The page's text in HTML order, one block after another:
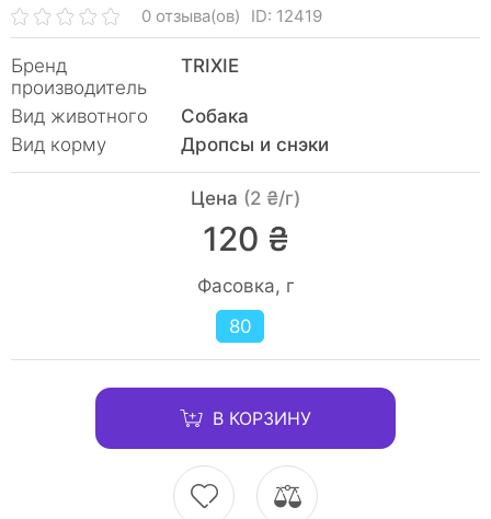
0 отзыва(ов) ID: 12419
Бренд
производитель
TRIXIE
Вид животного
Собака
Вид корму
Дропсы и снэки
Цена (2 ₴/г)
120 ₴
Фасовка, г
80
В КОРЗИНУ